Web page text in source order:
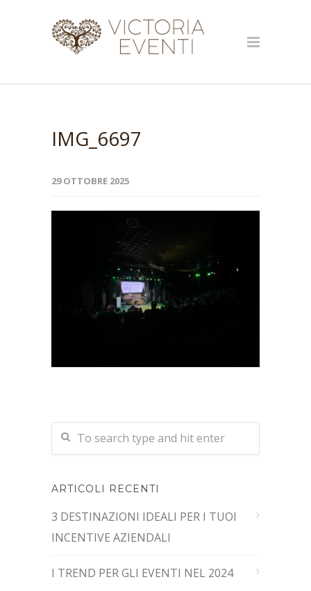
IMG_6697
29 OTTOBRE 2025
ARTICOLI RECENTI
3 DESTINAZIONI IDEALI PER I TUOI
INCENTIVE AZIENDALI
I TREND PER GLI EVENTI NEL 2024